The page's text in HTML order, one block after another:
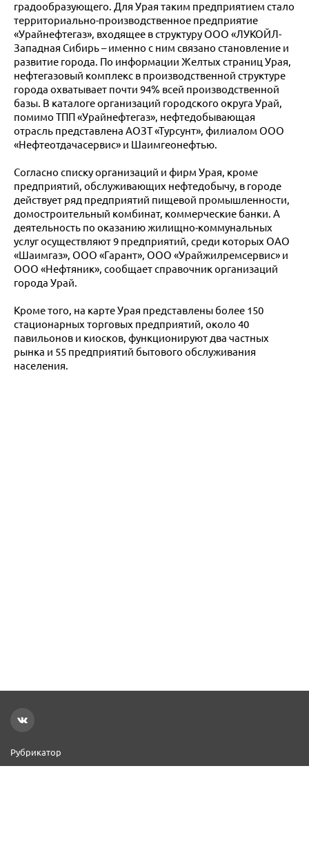
градообразующего. Для Урая таким предприятием стало
территориально-производственное предприятие
«Урайнефтегаз», входящее в структуру ООО «ЛУКОЙЛ-
Западная Сибирь – именно с ним связано становление и
развитие города. По информации Желтых страниц Урая,
нефтегазовый комплекс в производственной структуре
города охватывает почти 94% всей производственной
базы. В каталоге организаций городского округа Урай,
помимо ТПП «Урайнефтегаз», нефтедобывающая
отрасль представлена АОЗТ «Турсунт», филиалом ООО
«Нефтеотдачасервис» и Шаимгеонефтью.
Согласно списку организаций и фирм Урая, кроме
предприятий, обслуживающих нефтедобычу, в городе
действует ряд предприятий пищевой промышленности,
домостроительный комбинат, коммерческие банки. А
деятельность по оказанию жилищно-коммунальных
услуг осуществляют 9 предприятий, среди которых ОАО
«Шаимгаз», ООО «Гарант», ООО «Урайжилремсервис» и
ООО «Нефтяник», сообщает справочник организаций
города Урай.
Кроме того, на карте Урая представлены более 150
стационарных торговых предприятий, около 40
павильонов и киосков, функционируют два частных
рынка и 55 предприятий бытового обслуживания
населения.
Рубрикатор